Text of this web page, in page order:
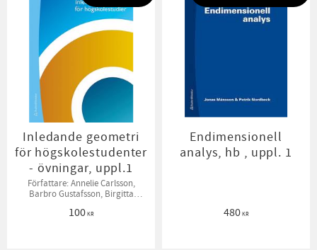
Inledande geometri
för högskolestudenter
- övningar, uppl.1
Författare: Annelie Carlsson,
Barbro Gustafsson, Birgitta
100KR
Endimensionell
analys, hb , uppl. 1
480KR